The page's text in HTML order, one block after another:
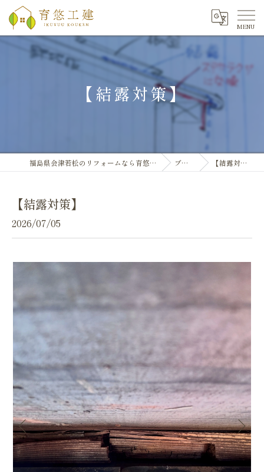
【結露対策】
福島県会津若松のリフォームなら育悠工建 ブログ 【結露対策】
【結露対策】
2026/07/05